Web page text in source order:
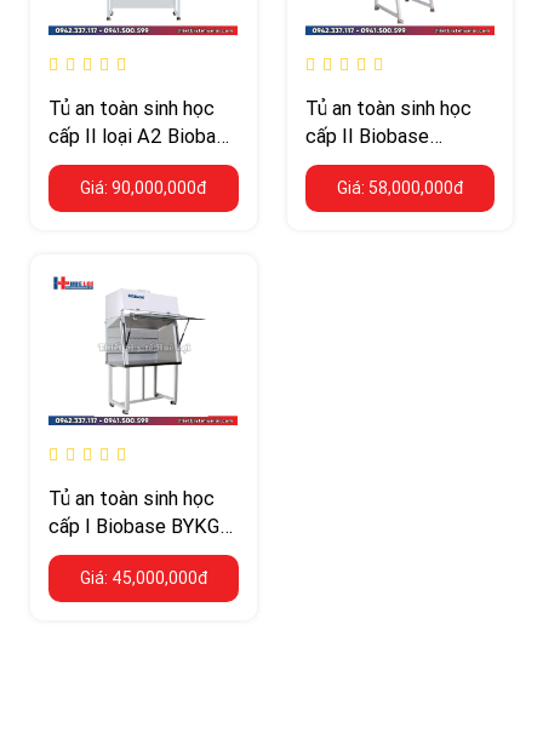
Tủ an toàn sinh học
cấp II loại A2 Biobase
BSC-1300IIA2-X
Giá: 90,000,000đ
Tủ an toàn sinh học
cấp II Biobase
11231BBC86
Giá: 58,000,000đ
Tủ an toàn sinh học
cấp I Biobase BYKG-
V
Giá: 45,000,000đ